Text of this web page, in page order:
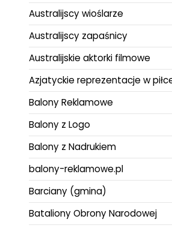
Australijscy wioślarze
Australijscy zapaśnicy
Australijskie aktorki filmowe
Azjatyckie reprezentacje w
Balony Reklamowe
Balony z Logo
Balony z Nadrukiem
balony-reklamowe.pl
Barciany (gmina)
Bataliony Obrony Narodowej